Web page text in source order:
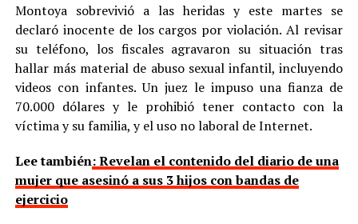
Montoya sobrevivió a las heridas y este martes se
declaró inocente de los cargos por violación. Al revisar
su teléfono, los fiscales agravaron su situación tras
hallar más material de abuso sexual infantil, incluyendo
videos con infantes. Un juez le impuso una fianza de
70.000 dólares y le prohibió tener contacto con la
víctima y su familia, y el uso no laboral de Internet.
Lee también: Revelan el contenido del diario de una
mujer que asesinó a sus 3 hijos con bandas de
ejercicio